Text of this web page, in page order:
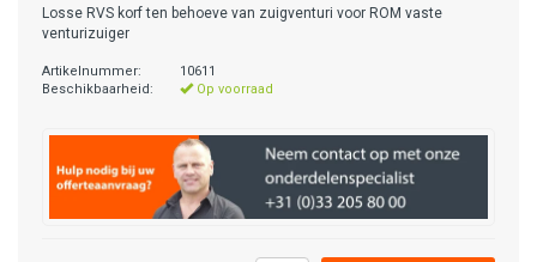
Losse RVS korf ten behoeve van zuigventuri voor ROM vaste
venturizuiger
Artikelnummer:
10611
Beschikbaarheid:
Op voorraad